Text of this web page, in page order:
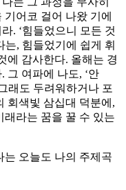
어코 걸어 나왔 기에
. ‘힘들었으니 모든 것
는, 힘들었기에 쉽게 휘
에 감사한다. 올해는 경
그 여파에 나도, ‘안
래도 두려워하거나 포
회색빛 삼십대 덕분에,
래라는 꿈을 꿀 수 있는
는 오늘도 나의 주제곡